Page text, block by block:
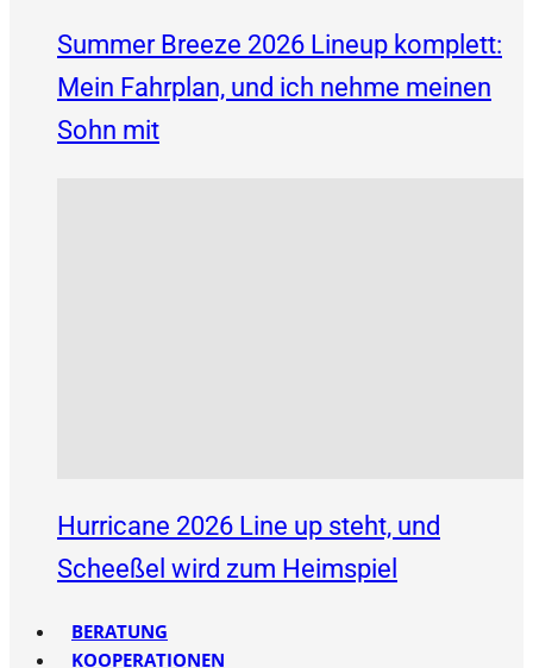
Summer Breeze 2026 Lineup komplett:
Mein Fahrplan, und ich nehme meinen
Sohn mit
Hurricane 2026 Line up steht, und
Scheeßel wird zum Heimspiel
BERATUNG
KOOPERATIONEN